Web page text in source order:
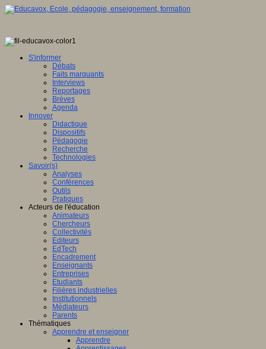
S'informer
Débats
Faits marquants
Interviews
Reportages
Brèves
Agenda
Innover
Didactique
Dispositifs
Pédagogie
Recherche
Technologies
Savoir(s)
Analyses
Conférences
Outils
Pratiques
Acteurs de l'éducation
Animateurs
Chercheurs
Collectivités
Editeurs
EdTech
Encadrement
Enseignants
Entreprises
Etudiants
Filières industrielles
Institutionnels
Médiateurs
Parents
Thématiques
Apprendre et enseigner
Apprendre